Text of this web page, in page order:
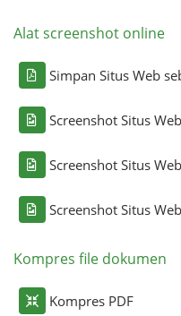
Alat screenshot online
Simpan Situs Web
Screenshot Situs
Screenshot Situs
Screenshot Situs
Kompres file dokumen
Kompres PDF